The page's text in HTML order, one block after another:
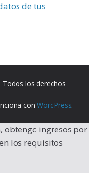
de tus
. Todos los derechos
con WordPress.
obtengo ingresos por
los requisitos